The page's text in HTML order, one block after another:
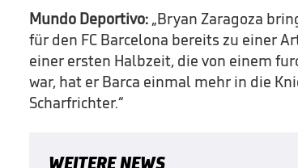
Mundo Deportivo: „Bryan Zaragoza
für den FC Barcelona bereits zu einer
einer ersten Halbzeit, die von einem
war, hat er Barca einmal mehr in die
Scharfrichter.“
WEITERE NEWS